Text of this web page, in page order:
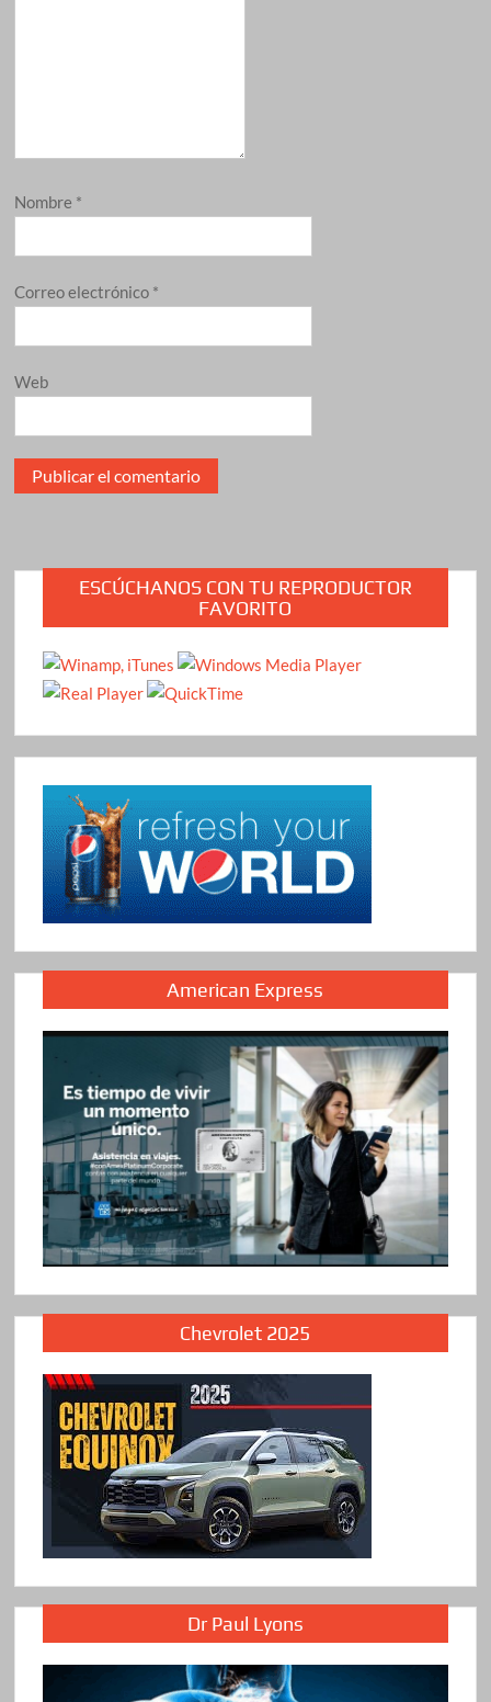
Nombre *
Correo electrónico *
Web
ESCÚCHANOS CON TU REPRODUCTOR
FAVORITO
American Express
Chevrolet 2025
Dr Paul Lyons